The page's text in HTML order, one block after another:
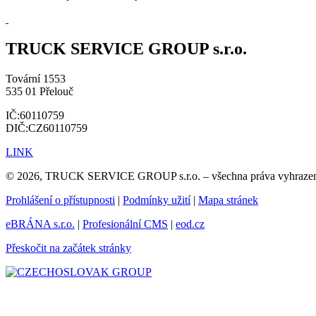
TRUCK SERVICE GROUP s.r.o.
Tovární 1553
535 01 Přelouč
IČ:60110759
DIČ:CZ60110759
LINK
© 2026, TRUCK SERVICE GROUP s.r.o. – všechna práva
Prohlášení o přístupnosti | Podmínky užití| Mapa stránek
eBRÁNA s.r.o. | Profesionální CMS | eod.cz
Přeskočit na začátek stránky